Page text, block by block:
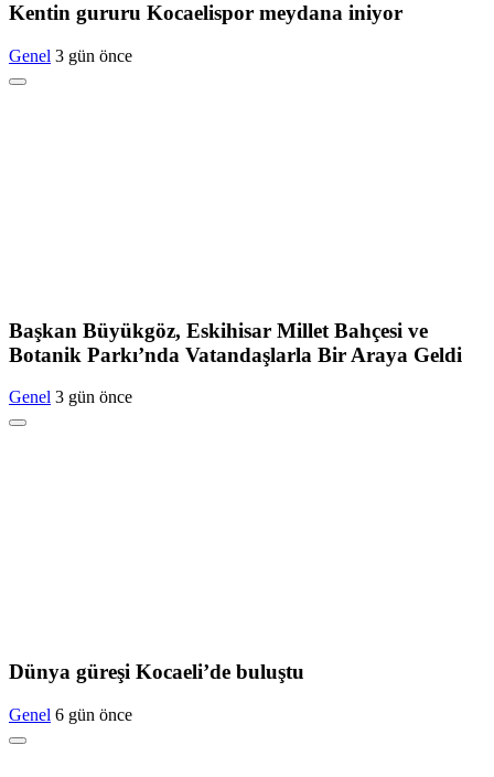
Kentin gururu Kocaelispor meydana iniyor
Genel 3 gün önce
Başkan Büyükgöz, Eskihisar Millet Bahçesi ve
Botanik Parkı’nda Vatandaşlarla Bir Araya Geldi
Genel 3 gün önce
Dünya güreşi Kocaeli’de buluştu
Genel 6 gün önce